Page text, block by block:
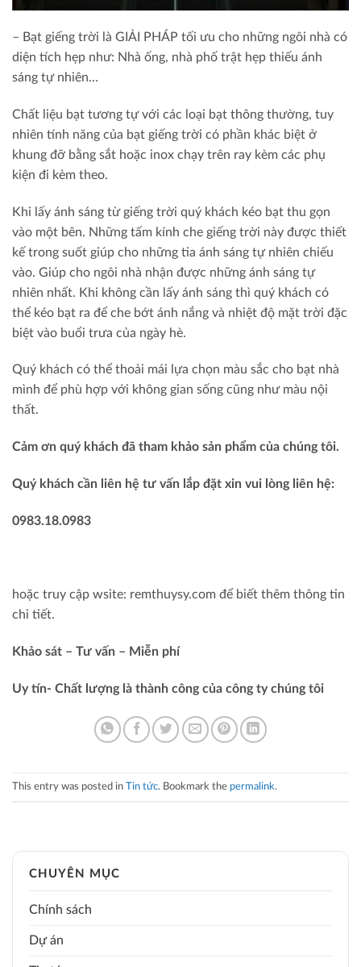
– Bạt giếng trời là GIẢI PHÁP tối ưu cho những ngôi nhà có
diện tích hẹp như: Nhà ống, nhà phố trật hẹp thiếu ánh
sáng tự nhiên…
Chất liệu bạt tương tự với các loại bạt thông thường, tuy
nhiên tính năng của bạt giếng trời có phần khác biệt ở
khung đỡ bằng sắt hoặc inox chạy trên ray kèm các phụ
kiện đi kèm theo.
Khi lấy ánh sáng từ giếng trời quý khách kéo bạt thu gọn
vào một bên. Những tấm kính che giếng trời này được thiết
kế trong suốt giúp cho những tia ánh sáng tự nhiên chiếu
vào. Giúp cho ngôi nhà nhận được những ánh sáng tự
nhiên nhất. Khi không cần lấy ánh sáng thì quý khách có
thể kéo bạt ra để che bớt ánh nắng và nhiệt độ mặt trời đặc
biệt vào buổi trưa của ngày hè.
Quý khách có thể thoải mái lựa chọn màu sắc cho bạt nhà
mình để phù hợp với không gian sống cũng như màu nội
thất.
Cảm ơn quý khách đã tham khảo sản phẩm của chúng tôi.
Quý khách cần liên hệ tư vấn lắp đặt xin vui lòng liên hệ:
0983.18.0983
hoặc truy cập wsite: remthuysy.com để biết thêm thông tin
chi tiết.
Khảo sát – Tư vấn – Miễn phí
Uy tín- Chất lượng là thành công của công ty chúng tôi
This entry was posted in Tin tức. Bookmark the permalink.
CHUYÊN MỤC
Chính sách
Dự án